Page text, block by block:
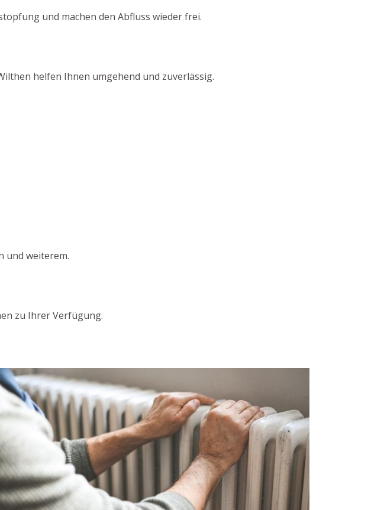
und machen den Abfluss wieder frei.
helfen Ihnen umgehend und zuverlässig.
und weiterem.
zu Ihrer Verfügung.